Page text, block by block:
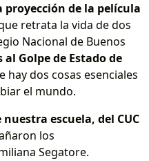
de la película
retrata la vida de dos
Nacional de Buenos
Golpe de Estado de
hay dos cosas esenciales
el mundo.
escuela, del CUC
los
Segatore.